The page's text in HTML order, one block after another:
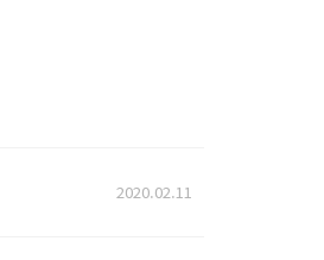
2020.02.11